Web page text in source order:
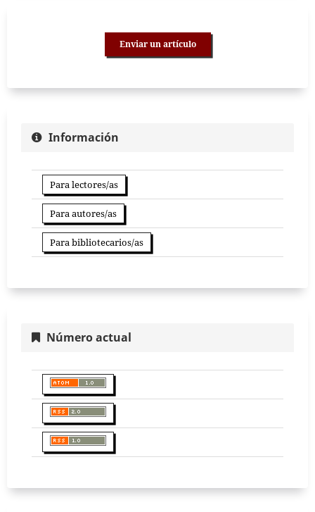
Enviar un artículo
Información
Para lectores/as
Para autores/as
Para bibliotecarios/as
Número actual